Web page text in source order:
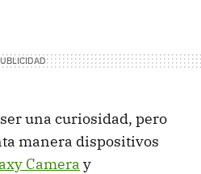
una curiosidad, pero
manera dispositivos
Camera y